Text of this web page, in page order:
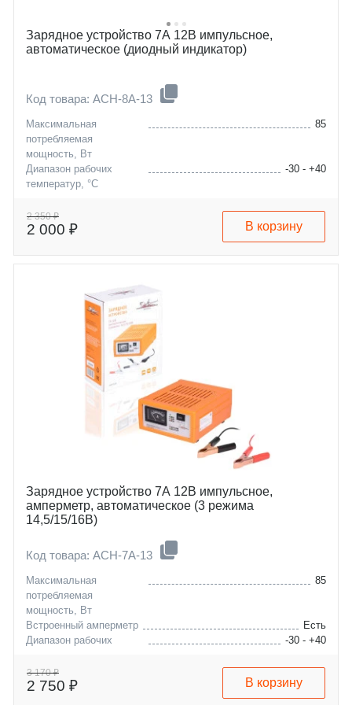
Зарядное устройство 7А 12В импульсное,
автоматическое (диодный индикатор)
Код товара: ACH-8A-13
Максимальная
потребляемая
мощность, Вт
85
Диапазон рабочих
температур, °C
-30 - +40
заряжаемой АКБ, А/ч
Максимальное значение
2 350 ₽
2 000 ₽ В корзину
Зарядное устройство 7А 12В импульсное,
амперметр, автоматическое (3 режима
14,5/15/16В)
Код товара: ACH-7A-13
Максимальная
потребляемая
мощность, Вт
85
Встроенный амперметр
Есть
Диапазон рабочих
-30 - +40
Максимальная емкость
заряжаемой АКБ, А/ч
120
3 170 ₽
2 750 ₽ В корзину